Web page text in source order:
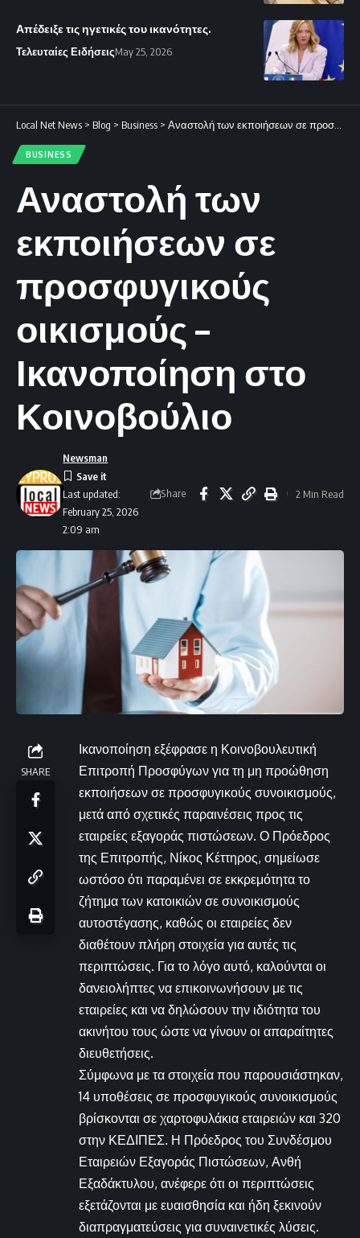
Απέδειξε τις ηγετικές του ικανότητες.
Τελευταίες ΕιδήσειςMay 25, 2026
Local Net News > Blog > Business > Αναστολή των εκποιήσεων σε προσφυγικούς οικισμούς – Ικανοποίηση στο Κοινοβούλιο
BUSINESS
Αναστολή των
εκποιήσεων σε
προσφυγικούς
οικισμούς –
Ικανοποίηση στο
Κοινοβούλιο
Last updated:
February 25, 2026
2:09 am
Newsman
Share 2 Min Read
SHARE
Ικανοποίηση εξέφρασε η Κοινοβουλευτική
Επιτροπή Προσφύγων για τη μη προώθηση
εκποιήσεων σε προσφυγικούς συνοικισμούς,
μετά από σχετικές παραινέσεις προς τις
εταιρείες εξαγοράς πιστώσεων. Ο Πρόεδρος
της Επιτροπής, Νίκος Κέττηρος, σημείωσε
ωστόσο ότι παραμένει σε εκκρεμότητα το
ζήτημα των κατοικιών σε συνοικισμούς
αυτοστέγασης, καθώς οι εταιρείες δεν
διαθέτουν πλήρη στοιχεία για αυτές τις
περιπτώσεις. Για το λόγο αυτό, καλούνται οι
δανειολήπτες να επικοινωνήσουν με τις
εταιρείες και να δηλώσουν την ιδιότητα του
ακινήτου τους ώστε να γίνουν οι απαραίτητες
διευθετήσεις.
Σύμφωνα με τα στοιχεία που παρουσιάστηκαν,
14 υποθέσεις σε προσφυγικούς συνοικισμούς
βρίσκονται σε χαρτοφυλάκια εταιρειών και 320
στην ΚΕΔΙΠΕΣ. Η Πρόεδρος του Συνδέσμου
Εταιρειών Εξαγοράς Πιστώσεων, Ανθή
Εξαδάκτυλου, ανέφερε ότι οι περιπτώσεις
εξετάζονται με ευαισθησία και ήδη ξεκινούν
διαπραγματεύσεις για συναινετικές λύσεις.